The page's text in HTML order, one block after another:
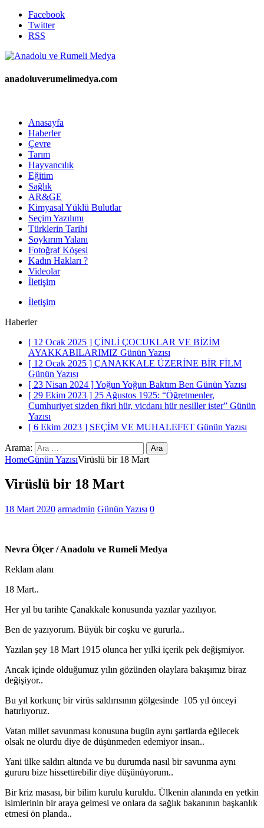
Facebook
Twitter
RSS
anadoluverumelimedya.com
Anasayfa
Haberler
Çevre
Tarım
Hayvancılık
Eğitim
Sağlık
AR&GE
Kimyasal Yüklü Bulutlar
Seçim Yazılımı
Türklerin Tarihi
Soykırım Yalanı
Fotoğraf Köşesi
Kadın Hakları ?
Videolar
İletişim
İletişim
Haberler
[ 12 Ocak 2025 ] ÇİNLİ ÇOCUKLAR VE BİZİM
AYAKKABILARIMIZ Günün Yazısı
[ 12 Ocak 2025 ] ÇANAKKALE ÜZERİNE BİR FİLM
Günün Yazısı
[ 23 Nisan 2024 ]Yoğun Yoğun Baktım Ben Günün Yazısı
[ 29 Ekim 2023 ] 25 Ağustos 1925: “Öğretmenler,
Cumhuriyet sizden fikri hür, vicdanı hür nesiller ister” Günün
Yazısı
[ 6 Ekim 2023 ] SEÇİM VE MUHALEFET Günün Yazısı
Arama:
HomeGünün YazısıVirüslü bir 18 Mart
Virüslü bir 18 Mart
18 Mart 2020 armadmin Günün Yazısı 0
Nevra Ölçer / Anadolu ve Rumeli Medya
Reklam alanı
18 Mart..
Her yıl bu tarihte Çanakkale konusunda yazılar yazılıyor.
Ben de yazıyorum. Büyük bir coşku ve gururla..
Yazılan şey 18 Mart 1915 olunca her yılki içerik pek değişmiyor.
Ancak içinde olduğumuz yılın gözünden olaylara bakışımız biraz
değişiyor..
Bu yıl korkunç bir virüs saldırısının gölgesinde 105 yıl önceyi
hatırlıyoruz.
Vatan millet savunması konusuna bugün aynı şartlarda eğilecek
olsak ne olurdu diye de düşünmeden edemiyor insan..
Yani ülke saldırı altında ve bu durumda nasıl bir savunma aynı
gururu bize hissettirebilir diye düşünüyorum..
Bir kriz masası, bir bilim kurulu kuruldu. Ülkenin alanında en yetkin
isimlerinin bir araya gelmesi ve onlara da sağlık bakanının başkanlık
etmesi ön planda..